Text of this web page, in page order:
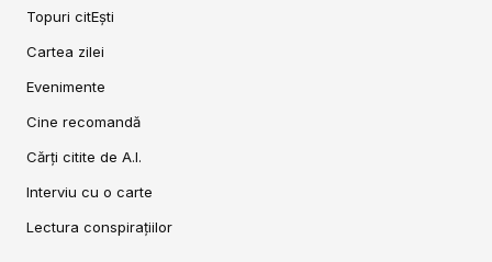
Topuri citEști
Cartea zilei
Evenimente
Cine recomandă
Cărți citite de A.I.
Interviu cu o carte
Lectura conspirațiilor